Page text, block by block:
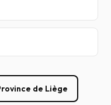
de Liège